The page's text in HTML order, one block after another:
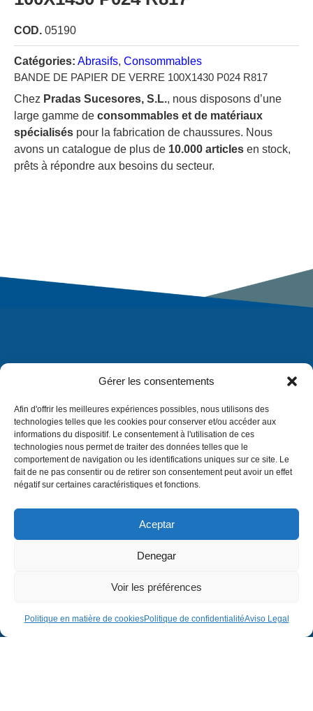
Gérer les consentements
Afin d'offrir les meilleures expériences possibles, nous utilisons des
technologies telles que les cookies pour conserver et/ou accéder aux
informations du dispositif. Le consentement à l'utilisation de ces
technologies nous permet de traiter des données telles que le
comportement de navigation ou les identifications uniques sur ce site. Le
fait de ne pas consentir ou de retirer son consentement peut avoir un effet
négatif sur certaines caractéristiques et fonctions.
Aceptar
Denegar
Voir les préférences
Politique en matière de cookiesPolitique de confidentialitéAviso Legal
COD. 05190
Catégories: Abrasifs, Consommables
BANDE DE PAPIER DE VERRE 100X1430 P024 R817
Chez Pradas Sucesores, S.L., nous disposons d’une
large gamme de consommables et de matériaux
spécialisés pour la fabrication de chaussures. Nous
avons un catalogue de plus de 10.000 articles en stock,
prêts à répondre aux besoins du secteur.